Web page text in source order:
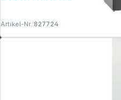
Artikel-Nr.:827724